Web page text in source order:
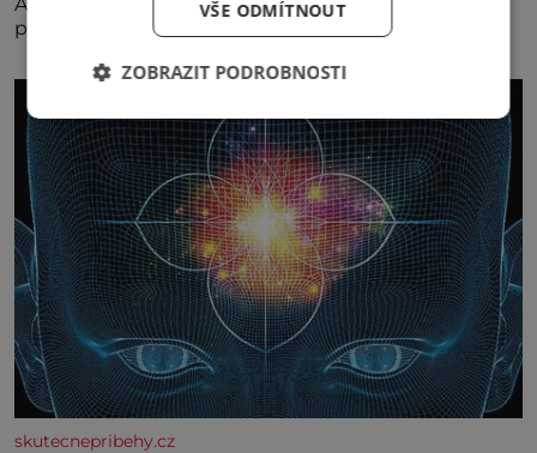
pokračovat v cestě. Povzbudil je tehdy kávou,
skutecnepribehy.cz
VŠE ODMÍTNOUT
ZOBRAZIT PODROBNOSTI